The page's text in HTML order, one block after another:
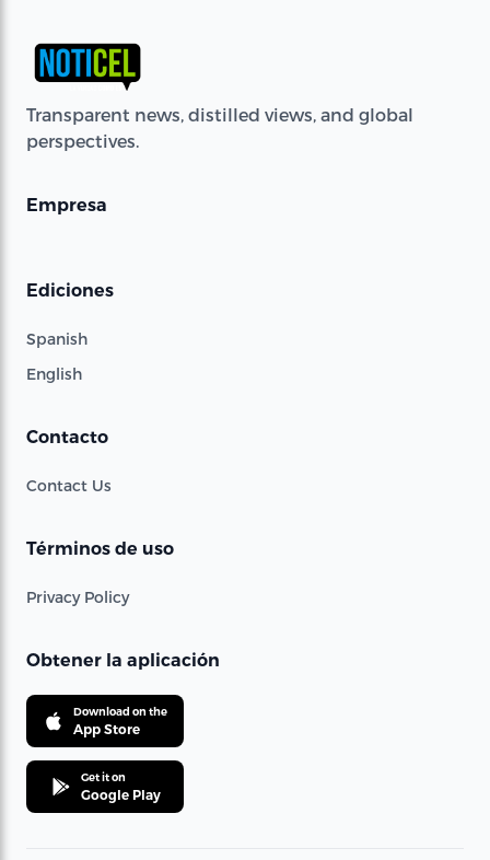
Transparent news, distilled views, and global
perspectives.
Empresa
Ediciones
Spanish
English
Contacto
Contact Us
Términos de uso
Privacy Policy
Obtener la aplicación
Download on the
App Store
Get it on
Google Play